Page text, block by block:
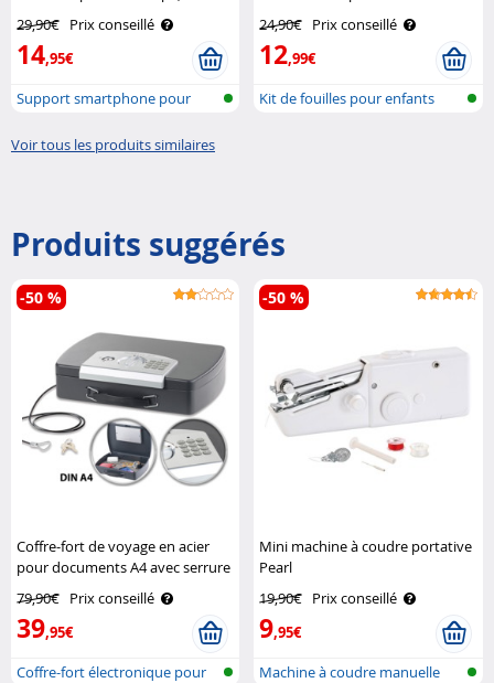
jumelles et microscope Callstel
29,90€ Prix conseillé
14,95€
Support smartphone pour
24,90€ Prix conseillé
12,99€
Kit de fouilles pour enfants
Voir tous les produits similaires
Produits suggérés
Coffre-fort de voyage en acier
pour documents A4 avec serrure
électronique XCase
79,90€ Prix conseillé
39,95€
-50 %
Coffre-fort électronique pour
Mini machine à coudre portative
Pearl
19,90€ Prix conseillé
9,95€
-50 %
Machine à coudre manuelle